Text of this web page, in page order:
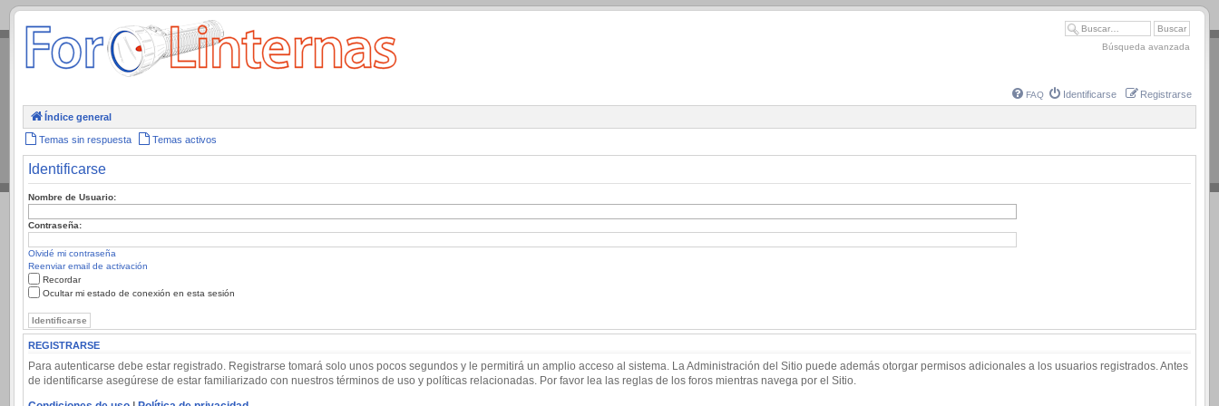
.
Búsqueda avanzada
FAQ Identificarse Registrarse
Índice general
Temas sin respuesta Temas activos
Identificarse
Nombre de Usuario:
Contraseña:
Olvidé mi contraseña
Reenviar email de activación
Recordar
Ocultar mi estado de conexión en esta sesión
REGISTRARSE
Para autenticarse debe estar registrado. Registrarse tomará solo unos pocos segundos y le permitirá un amplio acceso al sistema. La Administración del Sitio puede además otorgar permisos adicionales a los usuarios registrados. Antes
de identificarse asegúrese de estar familiarizado con nuestros términos de uso y políticas relacionadas. Por favor lea las reglas de los foros mientras navega por el Sitio.